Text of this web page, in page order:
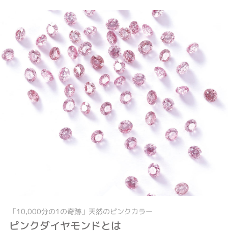
「10,000分の1の奇跡」天然のピンクカラー
ピンクダイヤモンドとは